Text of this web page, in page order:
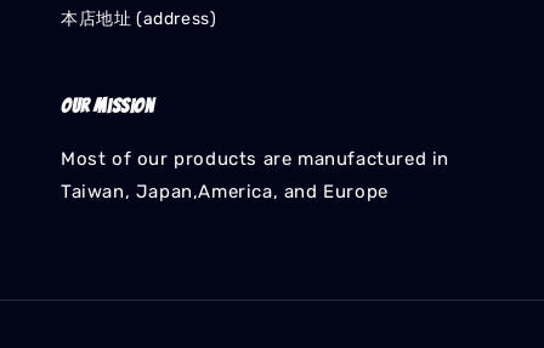
本店地址 (address)
Our mission
Most of our products are manufactured in
Taiwan, Japan,America, and Europe